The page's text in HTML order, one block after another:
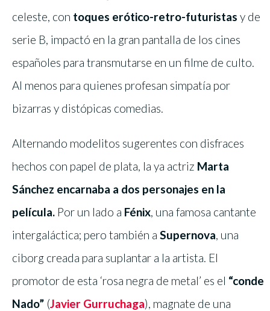
celeste, con toques erótico-retro-futuristas y de
serie B, impactó en la gran pantalla de los cines
españoles para transmutarse en un filme de culto.
Al menos para quienes profesan simpatía por
bizarras y distópicas comedias.
Alternando modelitos sugerentes con disfraces
hechos con papel de plata, la ya actriz Marta
Sánchez encarnaba a dos personajes en la
película. Por un lado a Fénix, una famosa cantante
intergaláctica; pero también a Supernova, una
ciborg creada para suplantar a la artista. El
promotor de esta ‘rosa negra de metal’ es el “conde
Nado” (Javier Gurruchaga), magnate de una